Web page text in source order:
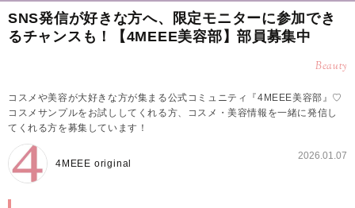
SNS発信が好きな方へ、限定モニターに参加でき
るチャンスも！【4MEEE美容部】部員募集中
Beauty
コスメや美容が大好きな方が集まる公式コミュニティ『4MEEE美容部』♡
コスメサンプルをお試ししてくれる方、コスメ・美容情報を一緒に発信し
てくれる方を募集しています！
4MEEE original
2026.01.07